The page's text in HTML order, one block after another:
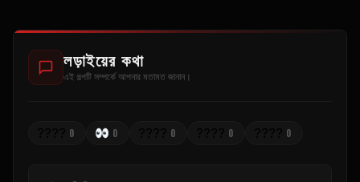
লড়াইয়ের কথা
এই গল্পটি সম্পর্কে আপনার মতামত জানান।
0 0 0 0 0